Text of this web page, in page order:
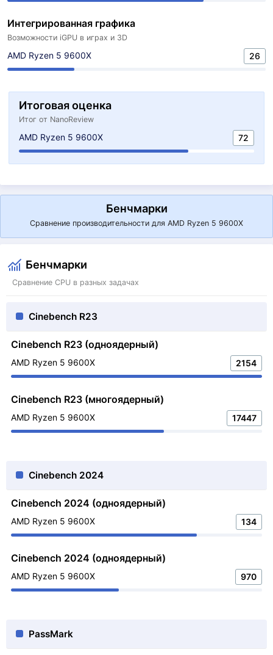
Интегрированная графика
Возможности iGPU в играх и 3D
AMD Ryzen 5 9600X 26
Итоговая оценка
Итог от NanoReview
AMD Ryzen 5 9600X 72
Бенчмарки
Сравнение производительности для AMD Ryzen 5 9600X
Бенчмарки
Сравнение CPU в разных задачах
Cinebench R23
Cinebench R23 (одноядерный)
AMD Ryzen 5 9600X 2154
Cinebench R23 (многоядерный)
AMD Ryzen 5 9600X 17447
Cinebench 2024
Cinebench 2024 (одноядерный)
AMD Ryzen 5 9600X 134
Cinebench 2024 (одноядерный)
AMD Ryzen 5 9600X 970
PassMark